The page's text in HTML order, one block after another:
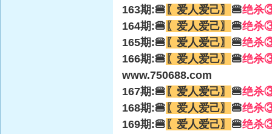
163期:🍔 〖爱人爱己〗 🍔绝杀
164期:🍔 〖爱人爱己〗 🍔绝杀
165期:🍔 〖爱人爱己〗 🍔绝杀
166期:🍔 〖爱人爱己〗 🍔绝杀
www.750688.com
167期:🍔 〖爱人爱己〗 🍔绝杀
168期:🍔 〖爱人爱己〗 🍔绝杀
169期:🍔 〖爱人爱己〗 🍔绝杀